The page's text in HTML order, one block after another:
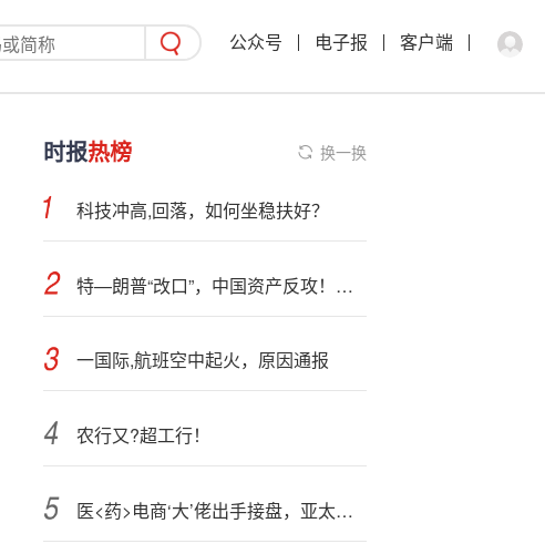
公众号 电子报 客户端
时报热榜 换一换
科技冲高,回落，如何坐稳扶好？
特—朗普“改口”，中国资产反攻！港股互联网ETF（513770）掉头涨逾1%，机构：调整是布局机会
一国际,航班空中起火，原因通报
农行又?超工行！
医<药>电商‘大’佬出手接盘，亚太药业连亏6年后迎来新东家，复牌后股价连续两日涨停